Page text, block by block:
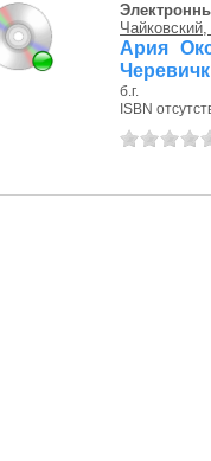
Ария
б.г.
ISBN